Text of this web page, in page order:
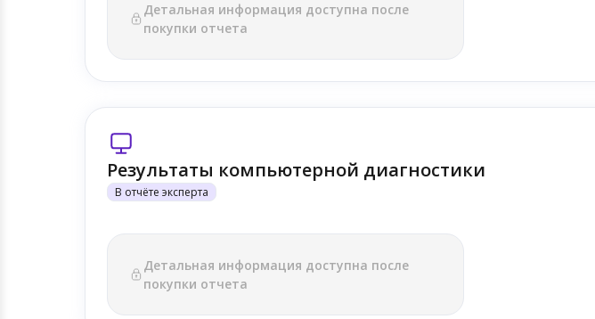
Детальная информация доступна после
покупки отчета
Результаты компьютерной диагностики
В отчёте эксперта
Детальная информация доступна после
покупки отчета